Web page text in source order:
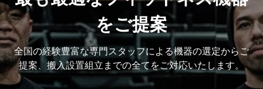
をご提案
全国の経験豊富な専門スタッフによる機器の選定からご
提案、搬入設置組立までの全てをご対応いたします。